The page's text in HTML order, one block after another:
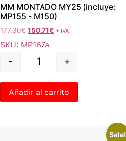
MM MONTADO MY25 (incluye:
MP155 - M150)
177.30€ 150.71€ + IVA
SKU: MP167a
- +
Añadir al carrito
Sale!